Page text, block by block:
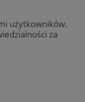
użytkowników.
za